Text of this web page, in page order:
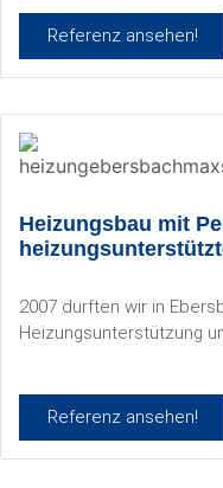
Referenz ansehen!
Heizungsbau mit
2007 durften wir in
Heizungsunterstützung
Referenz ansehen!